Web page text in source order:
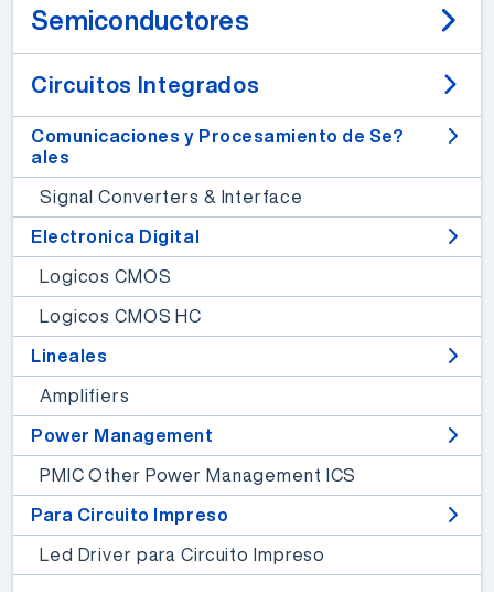
Semiconductores
Circuitos Integrados
Comunicaciones y Procesamiento de Se?
ales
Signal Converters & Interface
Electronica Digital
Logicos CMOS
Logicos CMOS HC
Lineales
Amplifiers
Power Management
PMIC Other Power Management ICS
Para Circuito Impreso
Led Driver para Circuito Impreso